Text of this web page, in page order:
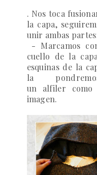
. Nos toca
la capa,
unir ambas
- Marcamos
cuello de la
esquinas de la
la
un alfiler como
imagen.